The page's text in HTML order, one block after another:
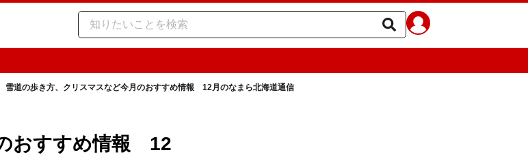
雪道の歩き方、クリスマスなど今月のおすすめ情報 12月のなまら北海道通信
おすすめ情報 12